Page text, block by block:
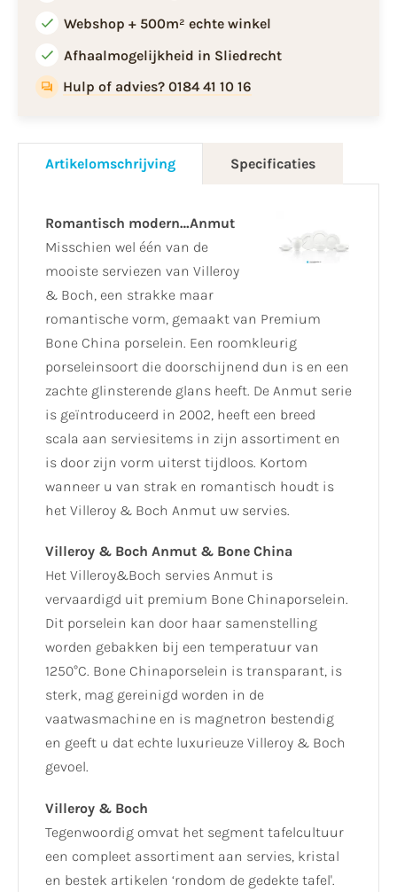
Webshop + 500m² echte winkel
Afhaalmogelijkheid in Sliedrecht
Hulp of advies? 0184 41 10 16
Artikelomschrijving Specificaties
Romantisch modern…Anmut
Misschien wel één van de
mooiste serviezen van Villeroy
& Boch, een strakke maar
romantische vorm, gemaakt van Premium
Bone China porselein. Een roomkleurig
porseleinsoort die doorschijnend dun is en een
zachte glinsterende glans heeft. De Anmut serie
is geïntroduceerd in 2002, heeft een breed
scala aan serviesitems in zijn assortiment en
is door zijn vorm uiterst tijdloos. Kortom
wanneer u van strak en romantisch houdt is
het Villeroy & Boch Anmut uw servies.
Villeroy & Boch Anmut & Bone China
Het Villeroy&Boch servies Anmut is
vervaardigd uit premium Bone Chinaporselein.
Dit porselein kan door haar samenstelling
worden gebakken bij een temperatuur van
1250°C. Bone Chinaporselein is transparant, is
sterk, mag gereinigd worden in de
vaatwasmachine en is magnetron bestendig
en geeft u dat echte luxurieuze Villeroy & Boch
gevoel.
Villeroy & Boch
Tegenwoordig omvat het segment tafelcultuur
een compleet assortiment aan servies, kristal
en bestek artikelen ‘rondom de gedekte tafel'.